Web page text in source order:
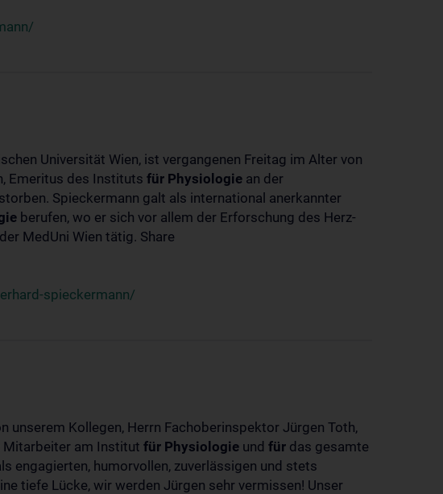
Universität Wien, ist vergangenen Freitag im Alter von
Emeritus des Instituts für Physiologie an der
Spieckermann galt als international anerkannter
berufen, wo er sich vor allem der Erforschung des Herz-
MedUni Wien tätig. Share
spieckermann/
unserem Kollegen, Herrn Fachoberinspektor Jürgen Toth,
Mitarbeiter am Institut für Physiologie und für das gesamte
engagierten, humorvollen, zuverlässigen und stets
tiefe Lücke, wir werden Jürgen sehr vermissen! Unser